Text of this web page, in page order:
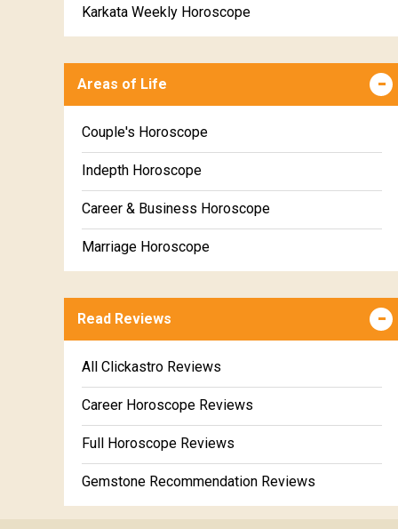
Karkata Weekly Horoscope
Kanya Weekly Horoscope
Tula Weekly Horoscope
Vrischika Weekly Horoscope
Dhanu Weekly Horoscope
Makara Weekly Horoscope
Meena Weekly Horoscope
Areas of Life
Couple's Horoscope
Indepth Horoscope
Career & Business Horoscope
Marriage Horoscope
Education Horoscope
Super Horoscope
Future Book
Numerology
Read Reviews
All Clickastro Reviews
Career Horoscope Reviews
Full Horoscope Reviews
Gemstone Recommendation Reviews